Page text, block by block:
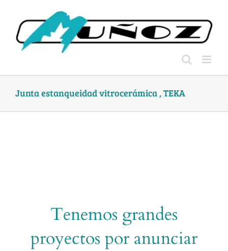
content
Junta estanqueidad vitrocerámica , TEKA
Tenemos grandes
proyectos por anunciar